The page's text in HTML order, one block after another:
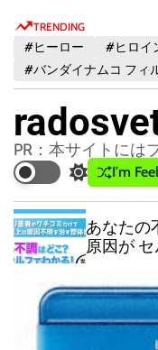
TRENDING
#ヒーロー
#ヒロイ
#バンダイナムコ フィ
PR：本サイトには
S
w
i
t
c
c
o
l
I'm
あなたの
原因が